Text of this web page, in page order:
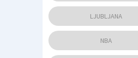
LJUBLJANA
NBA